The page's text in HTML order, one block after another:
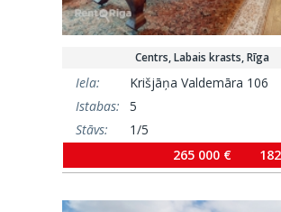
Centrs, Labais krasts, Rīga
Iela:
Krišjāņa Valdemāra 106
Istabas:
5
Stāvs:
1/5
145.2 m²265 000 €